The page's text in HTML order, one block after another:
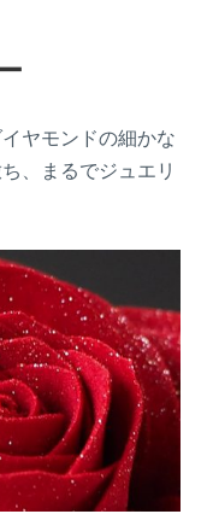
ヤモンドの細かな
、まるでジュエリ